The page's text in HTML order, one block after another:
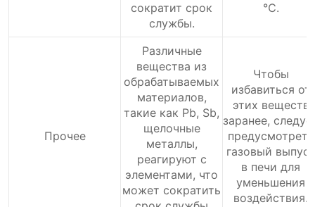
сократит срок
службы.
℃.
Прочее
Различные
вещества из
обрабатываемых
материалов,
такие как Pb, Sb,
щелочные
металлы,
реагируют с
элементами, что
может сократить
Чтобы
избавиться от
этих веществ
заранее,
предусмотреть
газовый выпуск
в печи для
уменьшения
воздействия.